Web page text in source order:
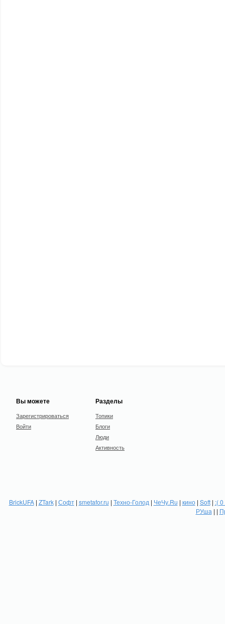
Вы можете
Зарегистрироваться
Войти
Разделы
Топики
Блоги
Люди
Активность
BrickUFA| ZTark| Софт| smetafor.ru | Техно-Голод | ЧеЧу.Ru | кино| Soft| :(
РУша | |